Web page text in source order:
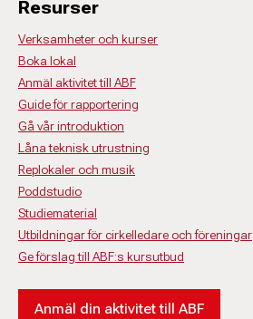
Resurser
Verksamheter och kurser
Boka lokal
Anmäl aktivitet till ABF
Guide för rapportering
Gå vår introduktion
Låna teknisk utrustning
Replokaler och musik
Poddstudio
Studiematerial
Utbildningar för cirkelledare och föreningar
Ge förslag till ABF:s kursutbud
Anmäl din aktivitet till ABF